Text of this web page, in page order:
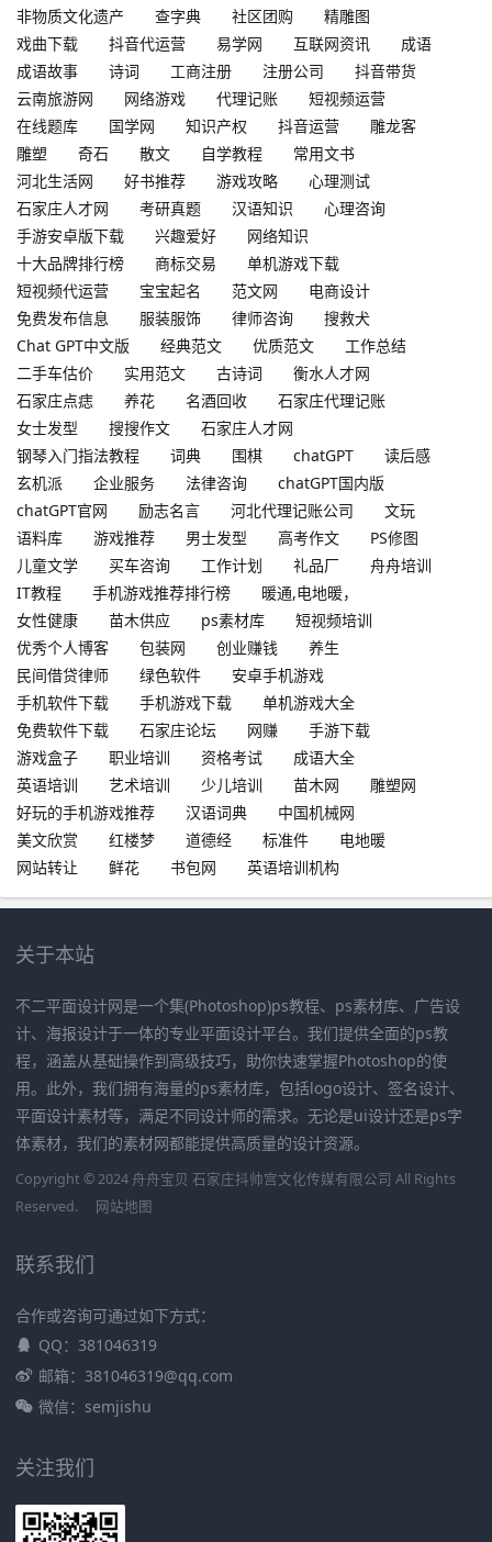
非物质文化遗产
查字典 社区团购
精雕图
戏曲下载
抖音代运营 易学网 互联网资讯
成语
成语故事
诗词 工商注册 注册公司
抖音带货
云南旅游网
网络游戏 代理记账
短视频运营
在线题库
国学网 知识产权 抖音运营
雕龙客
雕塑
奇石 散文 自学教程
常用文书
河北生活网
好书推荐 游戏攻略
心理测试
石家庄人才网
考研真题 汉语知识
心理咨询
手游安卓版下载
兴趣爱好
网络知识
十大品牌排行榜
商标交易
单机游戏下载
短视频代运营
宝宝起名 范文网
电商设计
免费发布信息
服装服饰 律师咨询
搜救犬
Chat GPT中文版
经典范文 优质范文
工作总结
二手车估价
实用范文 古诗词
衡水人才网
石家庄点痣
养花 名酒回收
石家庄代理记账
女士发型
搜搜作文
石家庄人才网
钢琴入门指法教程
词典 围棋 chatGPT
读后感
玄机派
企业服务 法律咨询
chatGPT国内版
chatGPT官网
励志名言 河北代理记账公司
文玩
语料库
游戏推荐 男士发型 高考作文
PS修图
儿童文学
买车咨询 工作计划 礼品厂
舟舟培训
IT教程
手机游戏推荐排行榜
暖通,电地暖，
女性健康
苗木供应 ps素材库
短视频培训
优秀个人博客
包装网 创业赚钱
养生
民间借贷律师
绿色软件
安卓手机游戏
手机软件下载
手机游戏下载
单机游戏大全
免费软件下载
石家庄论坛 网赚
手游下载
游戏盒子
职业培训 资格考试
成语大全
英语培训
艺术培训 少儿培训 苗木网
雕塑网
好玩的手机游戏推荐
汉语词典
中国机械网
美文欣赏
红楼梦 道德经 标准件
电地暖
网站转让
鲜花 书包网 英语培训机构
关于本站
不二平面设计网是一个集(Photoshop)ps教程、ps素材库、广告设
计、海报设计于一体的专业平面设计平台。我们提供全面的ps教
程，涵盖从基础操作到高级技巧，助你快速掌握Photoshop的使
用。此外，我们拥有海量的ps素材库，包括logo设计、签名设计、
平面设计素材等，满足不同设计师的需求。无论是ui设计还是ps字
体素材，我们的素材网都能提供高质量的设计资源。
Copyright © 2024 舟舟宝贝 石家庄抖帅宫文化传媒有限公司 All Rights
Reserved.
网站地图
联系我们
合作或咨询可通过如下方式：
QQ：381046319
邮箱：381046319@qq.com
微信：semjishu
关注我们